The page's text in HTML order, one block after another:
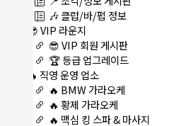
🎶 클럽/바/펍 정보
😎 VIP 라운지
😎 VIP 회원 게시판
🏆 등급 업그레이드
🔥 직영 운영 업소
🔥 BMW 가라오케
🔥 황제 가라오케
🔥 맥심 킹 스파 & 마사지